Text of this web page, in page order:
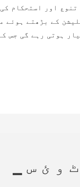
اور استحکام
کے بڑھتے
ہوتی رہے گی جس
ٹ و ئ س